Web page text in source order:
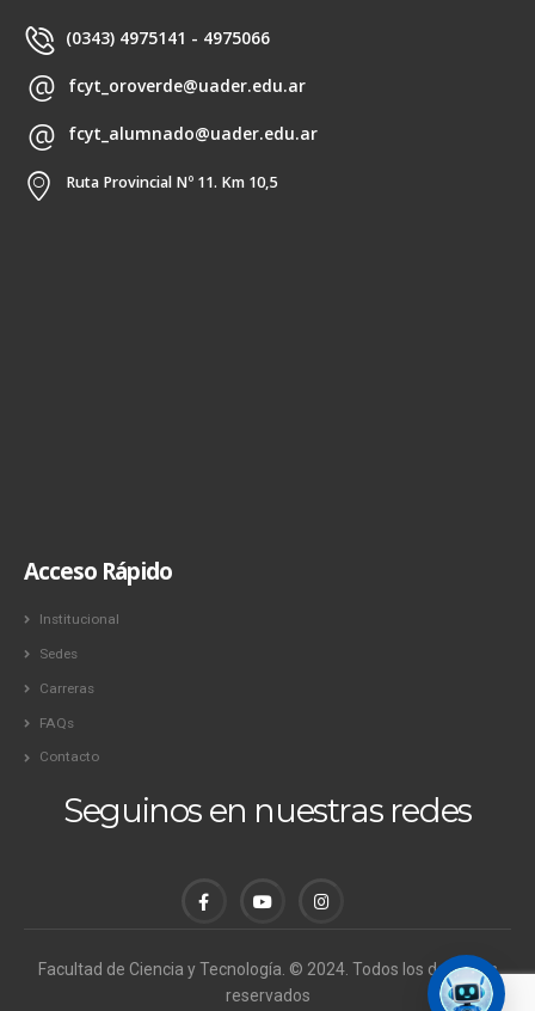
(0343) 4975141 - 4975066
fcyt_oroverde@uader.edu.ar
fcyt_alumnado@uader.edu.ar
Ruta Provincial Nº 11. Km 10,5
Acceso Rápido
Institucional
Sedes
Carreras
FAQs
Contacto
Seguinos en nuestras redes
Facultad de Ciencia y Tecnología. © 2024. Todos los derechos
reservados